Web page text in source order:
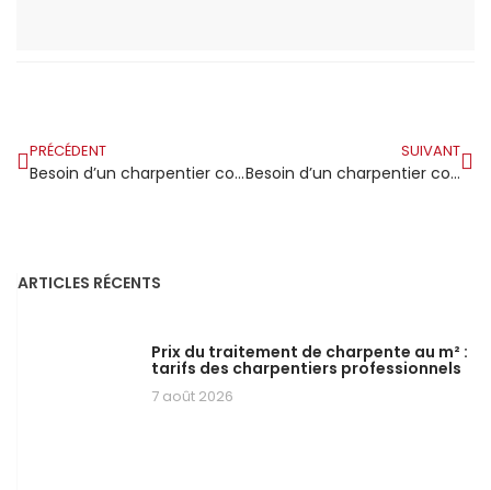
PRÉCÉDENT
Besoin d’un charpentier couvreur à Toulon ? Découvrez nos services !
SUIVANT
Besoin d’un charpentier couvreur dans le 41 ?
ARTICLES RÉCENTS
Prix du traitement de charpente au m² :
tarifs des charpentiers professionnels
7 août 2026